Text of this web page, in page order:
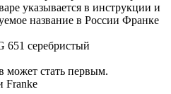
указывается в инструкции и
название в России Франке
651 серебристый
может стать первым.
Franke